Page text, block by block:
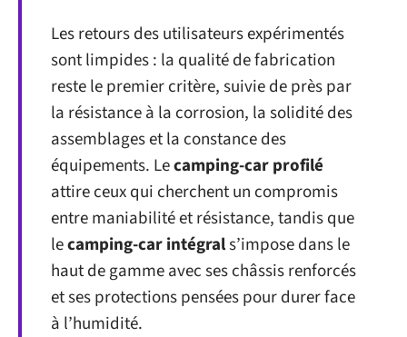
Les retours des utilisateurs expérimentés
sont limpides : la qualité de fabrication
reste le premier critère, suivie de près par
la résistance à la corrosion, la solidité des
assemblages et la constance des
équipements. Lecamping-car profilé
attire ceux qui cherchent un compromis
entre maniabilité et résistance, tandis que
lecamping-car intégrals’impose dans le
haut de gamme avec ses châssis renforcés
et ses protections pensées pour durer face
à l’humidité.